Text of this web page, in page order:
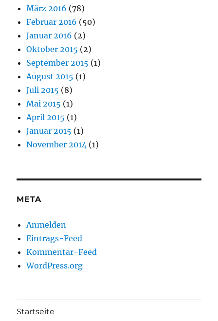
März 2016 (78)
Februar 2016 (50)
Januar 2016 (2)
Oktober 2015 (2)
September 2015 (1)
August 2015 (1)
Juli 2015 (8)
Mai 2015 (1)
April 2015 (1)
Januar 2015 (1)
November 2014 (1)
META
Anmelden
Eintrags-Feed
Kommentar-Feed
WordPress.org
Startseite